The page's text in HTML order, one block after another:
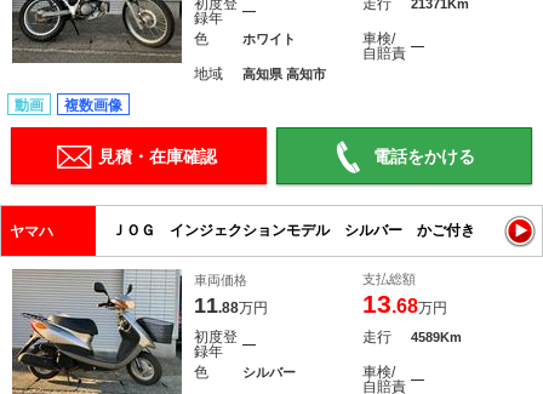
初度登
録年
― 走行 21371Km
色 ホワイト
車検/
自賠責 ―
地域 高知県 高知市
動画 複数画像
見積・在庫確認 電話をかける
ヤマハ ＪＯＧ インジェクションモデル シルバー かご付き
車両価格
11.88万円
支払総額
13.68万円
初度登
録年
― 走行 4589Km
色 シルバー
車検/
自賠責 ―